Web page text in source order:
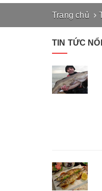
Trang chủ
TIN TỨC